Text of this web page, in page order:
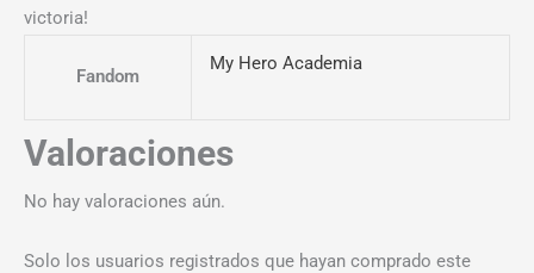
victoria!
Fandom
My Hero Academia
Valoraciones
No hay valoraciones aún.
Solo los usuarios registrados que hayan comprado este